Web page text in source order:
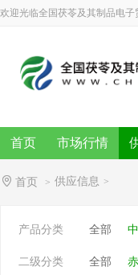
欢迎光临全国茯苓及其制品电子
首页 市场行情
首页 > 供应信息 >
产品分类 全部
二级分类 全部